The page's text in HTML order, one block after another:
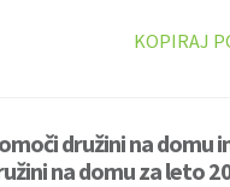
KOPIRAJ
družini na domu
na domu za leto